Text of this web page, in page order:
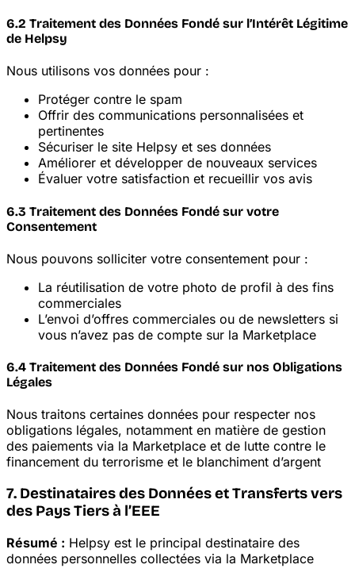
6.2 Traitement des Données Fondé sur l’Intérêt Légitime
de Helpsy
Nous utilisons vos données pour :
Protéger contre le spam
Offrir des communications personnalisées et
pertinentes
Sécuriser le site Helpsy et ses données
Améliorer et développer de nouveaux services
Évaluer votre satisfaction et recueillir vos avis
6.3 Traitement des Données Fondé sur votre
Consentement
Nous pouvons solliciter votre consentement pour :
La réutilisation de votre photo de profil à des fins
commerciales
L’envoi d’offres commerciales ou de newsletters si
vous n’avez pas de compte sur la Marketplace
6.4 Traitement des Données Fondé sur nos Obligations
Légales
Nous traitons certaines données pour respecter nos
obligations légales, notamment en matière de gestion
des paiements via la Marketplace et de lutte contre le
financement du terrorisme et le blanchiment d’argent
7. Destinataires des Données et Transferts vers
des Pays Tiers à l’EEE
Résumé : Helpsy est le principal destinataire des
données personnelles collectées via la Marketplace